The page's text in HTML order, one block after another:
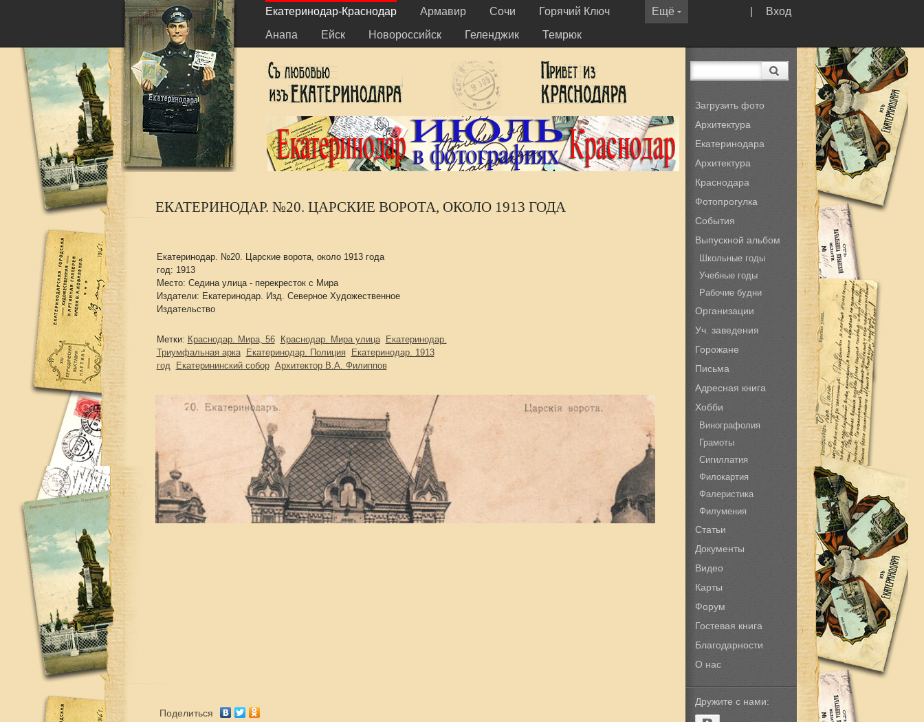
Вход
Ещё
Екатеринодар-Краснодар Армавир Сочи
Горячий Ключ
Анапа
Ейск Новороссийск Геленджик Темрюк
Загрузить фото
Архитектура
Екатеринодара
Архитектура
Краснодара
Фотопрогулка
События
Выпускной альбом
Школьные годы
Учебные годы
Рабочие будни
Организации
Уч. заведения
Горожане
Письма
Адресная книга
Хобби
Винографолия
Грамоты
Сигиллатия
Филокартия
Фалеристика
Филумения
Статьи
Документы
Видео
Карты
Форум
Гостевая книга
Благодарности
О нас
Дружите с нами:
ЕКАТЕРИНОДАР. №20. ЦАРСКИЕ ВОРОТА, ОКОЛО 1913 ГОДА
Екатеринодар. №20. Царские ворота, около 1913 года
год: 1913
Место: Седина улица - перекресток с Мира
Издатели: Екатеринодар. Изд. Северное Художественное
Издательство
Метки: Краснодар. Мира, 56 Краснодар. Мира улица
Екатеринодар.
Триумфальная арка
Екатеринодар. Полиция
Екатеринодар. 1913
год
Екатерининский собор Архитектор В.А. Филиппов
Поделиться